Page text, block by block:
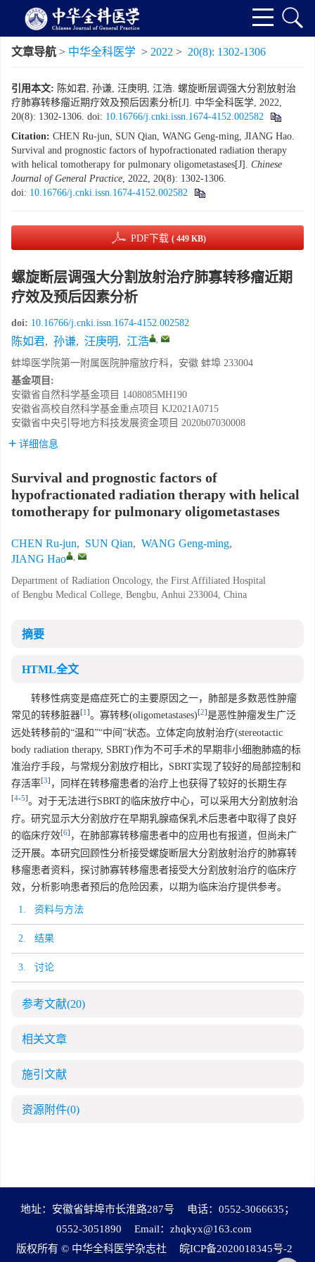
文章导航 > 中华全科医学 > 2022 > 20(8): 1302-1306
引用本文: 陈如君, 孙谦, 汪庚明, 江浩. 螺旋断层调强大分割放射治
疗肺寡转移瘤近期疗效及预后因素分析[J]. 中华全科医学, 2022,
20(8): 1302-1306. doi: 10.16766/j.cnki.issn.1674-4152.002582
Citation: CHEN Ru-jun, SUN Qian, WANG Geng-ming, JIANG Hao.
Survival and prognostic factors of hypofractionated radiation therapy
with helical tomotherapy for pulmonary oligometastases[J]. Chinese
Journal of General Practice, 2022, 20(8): 1302-1306.
doi: 10.16766/j.cnki.issn.1674-4152.002582
PDF下载 ( 449 KB)
螺旋断层调强大分割放射治疗肺寡转移瘤近期
疗效及预后因素分析
doi: 10.16766/j.cnki.issn.1674-4152.002582
陈如君, 孙谦, 汪庚明, 江浩 ,
蚌埠医学院第一附属医院肿瘤放疗科，安徽 蚌埠 233004
基金项目:
安徽省自然科学基金项目 1408085MH190
安徽省高校自然科学基金重点项目 KJ2021A0715
安徽省中央引导地方科技发展资金项目 2020b07030008
详细信息
Survival and prognostic factors of
hypofractionated radiation therapy with helical
tomotherapy for pulmonary oligometastases
CHEN Ru-jun, SUN Qian, WANG Geng-ming,
JIANG Hao
,
Department of Radiation Oncology, the First Affiliated Hospital
of Bengbu Medical College, Bengbu, Anhui 233004, China
摘要
HTML全文
转移性病变是癌症死亡的主要原因之一，肺部是多数恶性肿瘤
常见的转移脏器[1 ]。寡转移(oligometastases)[2]是恶性肿瘤发生广泛
远处转移前的“温和”“中间”状态。立体定向放射治疗(stereotactic
body radiation therapy, SBRT)作为不可手术的早期非小细胞肺癌的标
准治疗手段，与常规分割放疗相比，SBRT实现了较好的局部控制和
存活率[3] ，同样在转移瘤患者的治疗上也获得了较好的长期生存
[4-5]。对于无法进行SBRT的临床放疗中心，可以采用大分割放射治
疗。研究显示大分割放疗在早期乳腺癌保乳术后患者中取得了良好
的临床疗效[6] ，在肺部寡转移瘤患者中的应用也有报道，但尚未广
泛开展。本研究回顾性分析接受螺旋断层大分割放射治疗的肺寡转
移瘤患者资料，探讨肺寡转移瘤患者接受大分割放射治疗的临床疗
效，分析影响患者预后的危险因素，以期为临床治疗提供参考。
1. 资料与方法
2. 结果
3. 讨论
参考文献(20)
相关文章
施引文献
资源附件(0)
地址：安徽省蚌埠市长淮路287号
电话：0552-3066635；
0552-3051890
Email： zhqkyx@163.com
版权所有 © 中华全科医学杂志社
皖ICP备2020018345号-2